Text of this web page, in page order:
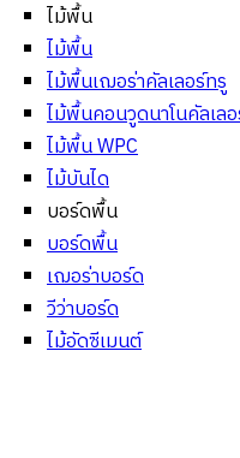
ไม้พื้น
ไม้พื้น
ไม้พื้นเฌอร่าคัลเลอร์ทรู
ไม้พื้นคอนวูดนาโนคัลเล
ไม้พื้น WPC
ไม้บันได
บอร์ดพื้น
บอร์ดพื้น
เฌอร่าบอร์ด
วีว่าบอร์ด
ไม้อัดซีเมนต์